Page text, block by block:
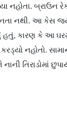
નહોતા. બ્રાઉન
નથી. આ કેસ
હતું, કારણ કે આ
નહોતો.
તિરાડોમાં